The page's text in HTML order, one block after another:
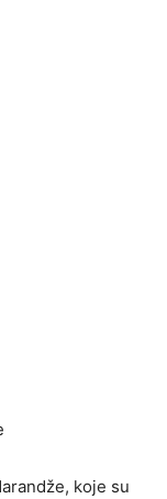
koje su